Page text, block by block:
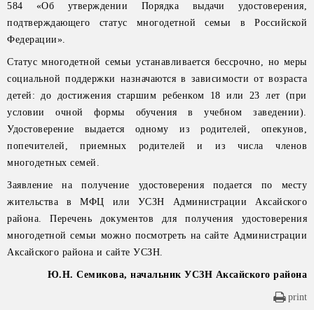
584 «Об утверждении Порядка выдачи удостоверения,
подтверждающего статус многодетной семьи в Российской
Федерации».
Статус многодетной семьи устанавливается бессрочно, но меры
социальной поддержки назначаются в зависимости от возраста
детей: до достижения старшим ребенком 18 или 23 лет (при
условии очной формы обучения в учебном заведении).
Удостоверение выдается одному из родителей, опекунов,
попечителей, приемных родителей и из числа членов
многодетных семей.
Заявление на получение удостоверения подается по месту
жительства в МФЦ или УСЗН Администрации Аксайского
района. Перечень документов для получения удостоверения
многодетной семьи можно посмотреть на сайте Администрации
Аксайского района и сайте УСЗН.
Ю.Н. Семикова, начальник УСЗН Аксайского района
print